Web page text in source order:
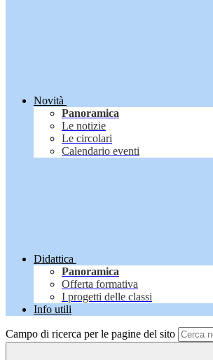
Novità
Panoramica
Le notizie
Le circolari
Calendario eventi
Didattica
Panoramica
Offerta formativa
I progetti delle classi
Info utili
Campo di ricerca per le pagine del sito